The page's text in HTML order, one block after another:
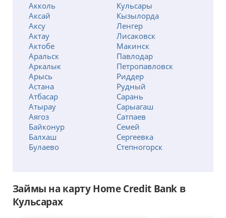
Акколь
Аксай
Аксу
Актау
Актобе
Аральск
Аркалык
Арысь
Астана
Атбасар
Атырау
Аягоз
Байконур
Балхаш
Булаево
Жанатас
Жаркент
Жезказган
Кульсары
Кызылорда
Ленгер
Лисаковск
Макинск
Павлодар
Петропавловск
Риддер
Рудный
Сарань
Сарыагаш
Сатпаев
Семей
Сергеевка
Степногорск
Туркестан
Займы на карту Home Credit Bank в
Кульсарах